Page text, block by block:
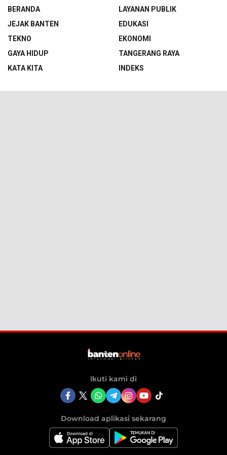
BERANDA
LAYANAN PUBLIK
JEJAK BANTEN
EDUKASI
TEKNO
EKONOMI
GAYA HIDUP
TANGERANG RAYA
KATA KITA
INDEKS
Ikuti kami di
Download aplikasi sekarang